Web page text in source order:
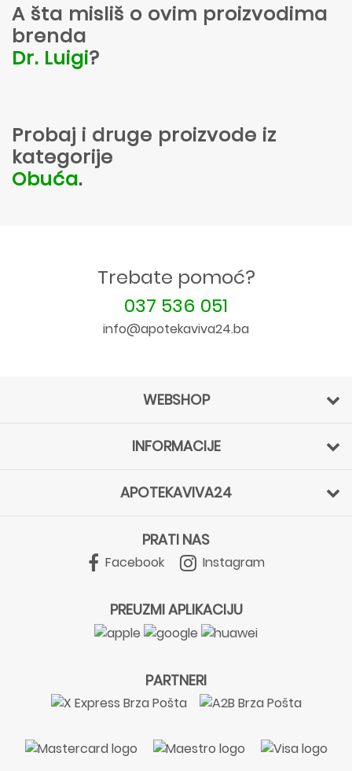
A šta misliš o ovim proizvodima
brenda
Dr. Luigi?
Probaj i druge proizvode iz
kategorije
Obuća.
Trebate pomoć?
037 536 051
info@apotekaviva24.ba
WEBSHOP
INFORMACIJE
APOTEKAVIVA24
PRATI NAS
Facebook Instagram
PREUZMI APLIKACIJU
PARTNERI